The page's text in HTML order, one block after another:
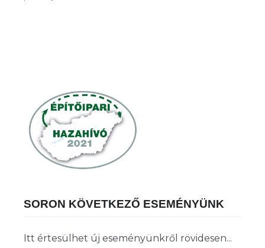
SORON KÖVETKEZŐ ESEMÉNYÜNK
Itt értesülhet új eseményünkről rövidesen...